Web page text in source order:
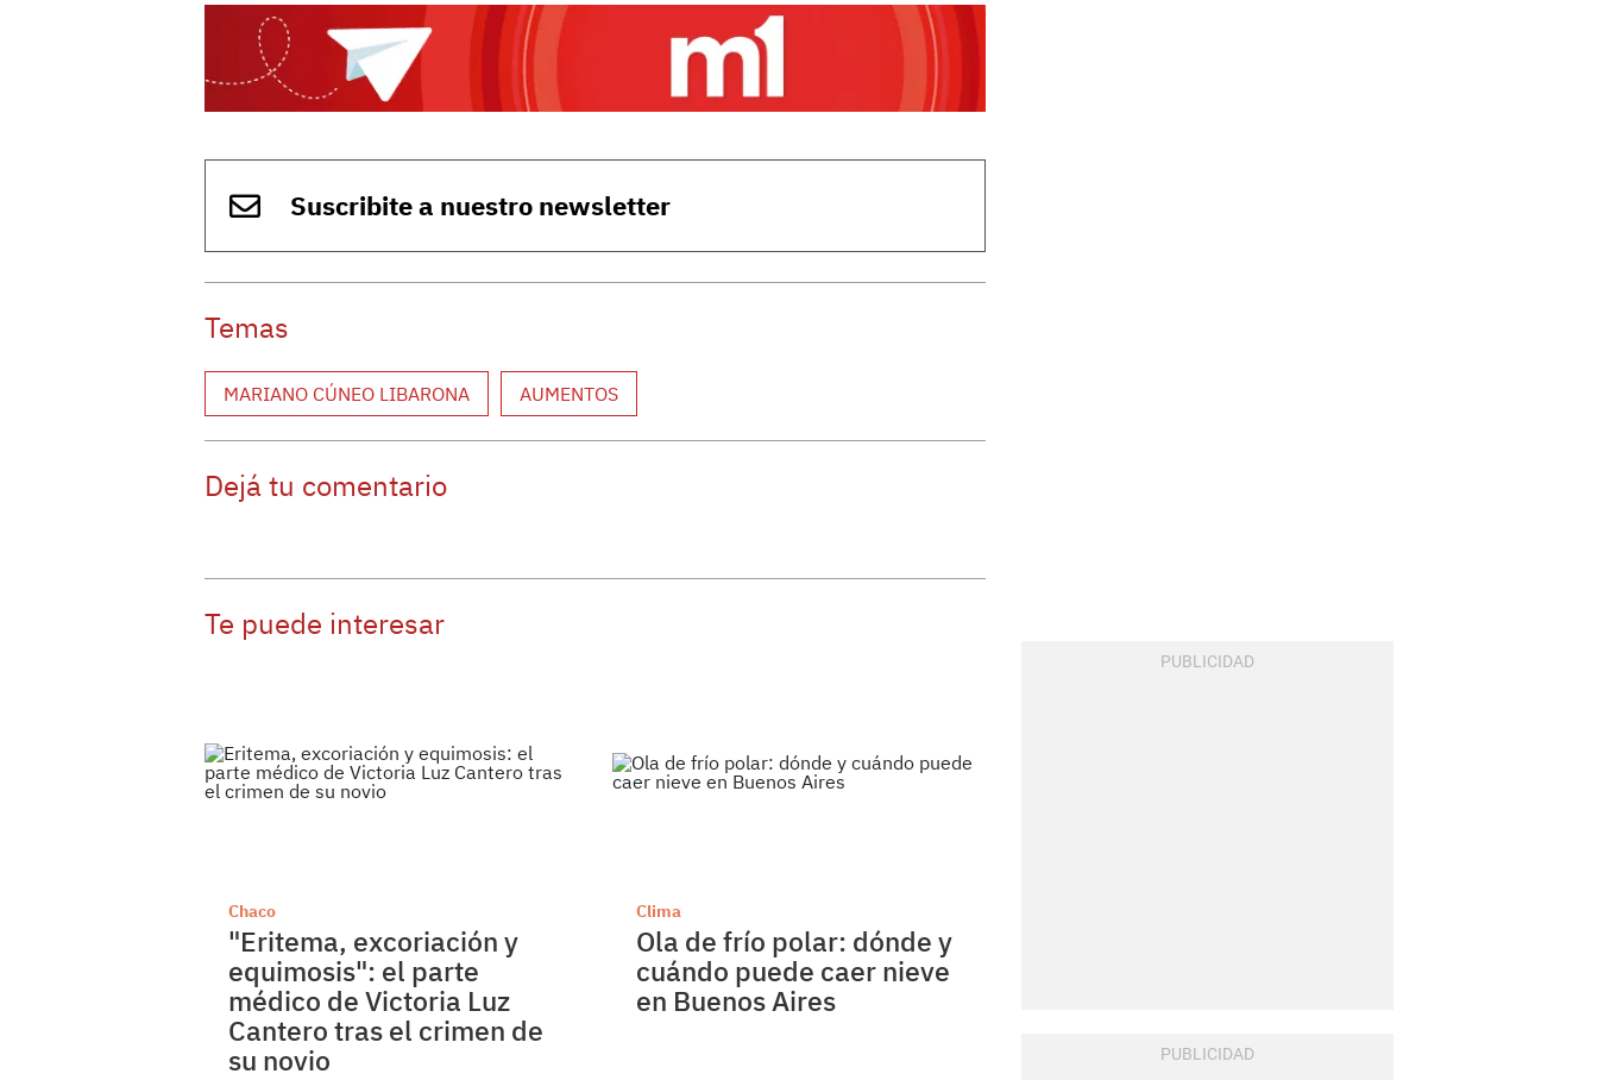
Suscribite a nuestro newsletter
Temas
MARIANO CÚNEO LIBARONA AUMENTOS
Dejá tu comentario
Te puede interesar
Chaco
"Eritema, excoriación y
equimosis": el parte
médico de Victoria Luz
Cantero tras el crimen de
su novio
Clima
Ola de frío polar: dónde y
cuándo puede caer nieve
en Buenos Aires